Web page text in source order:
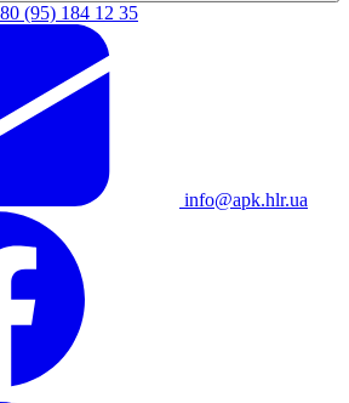
(95) 184 12 35
info@apk.hlr.ua